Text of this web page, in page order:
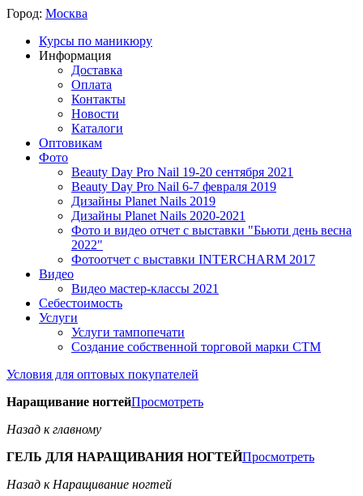
Город: Москва
Курсы по маникюру
Информация
Доставка
Оплата
Контакты
Новости
Каталоги
Оптовикам
Фото
Beauty Day Pro Nail 19-20 сентября 2021
Beauty Day Pro Nail 6-7 февраля 2019
Дизайны Planet Nails 2019
Дизайны Planet Nails 2020-2021
Фото и видео отчет с выставки "Бьюти день весна
2022"
Фотоотчет с выставки INTERCHARM 2017
Видео
Видео мастер-классы 2021
Себестоимость
Услуги
Услуги тампопечати
Создание собственной торговой марки СТМ
Условия для оптовых покупателей
Наращивание ногтейПросмотреть
Назад к главному
ГЕЛЬ ДЛЯ НАРАЩИВАНИЯ НОГТЕЙПросмотреть
Назад к Наращивание ногтей